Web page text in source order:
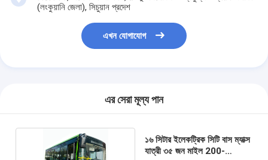
(লংকুয়ানি জেলা), সিচুয়ান প্রদেশ
এখন যোগাযোগ
এর সেরা মূল্য পান
১৬ সিটার ইলেকট্রিক সিটি বাস ম্যাক্স
যাত্রী ৩৫ জন মাইল 200-